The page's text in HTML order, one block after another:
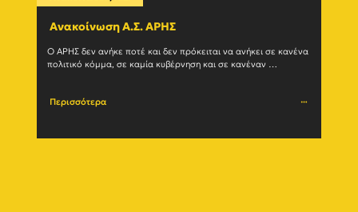
Ανακοίνωση Α.Σ. ΑΡΗΣ
Ο ΑΡΗΣ δεν ανήκε ποτέ και δεν πρόκειται να ανήκει σε κανένα
πολιτικό κόμμα, σε καμία κυβέρνηση και σε κανέναν
Περισσότερα